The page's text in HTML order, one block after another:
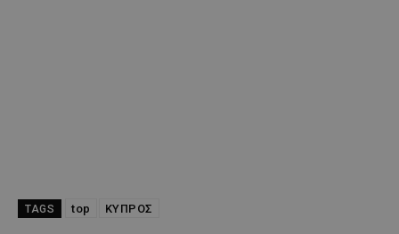
TAGS top ΚΥΠΡΟΣ